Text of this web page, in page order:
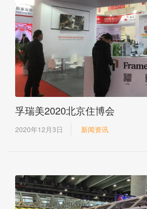
孚瑞美2020北京住博会
2020年12月3日 新闻资讯